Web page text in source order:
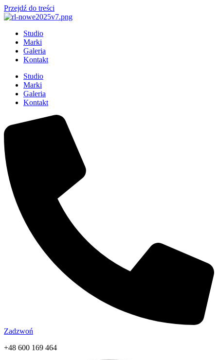
Przejdź do treści
Studio
Marki
Galeria
Kontakt
Studio
Marki
Galeria
Kontakt
Zadzwoń
+48 600 169 464